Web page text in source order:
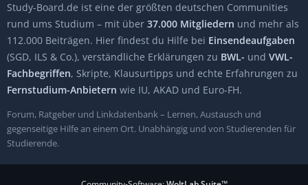
Study-Board.de ist eine der größten deutschen Communities
rund ums Studium – mit über 37.000 Mitgliedern und mehr als
112.000 Beiträgen. Hier findest du Hilfe bei Einsendeaufgaben
(SGD, ILS & Co.), verständliche Erklärungen zu BWL- und VWL-
Fachbegriffen, Skripte, Klausurtipps und echte Erfahrungen zu
Fernstudium-Anbietern wie IU, AKAD und Euro-FH.
Forum, Ratgeber und Linkdatenbank – Lernen, Austausch und
gegenseitige Hilfe an einem Ort. Unabhängig und von Studierenden für
Studierende.